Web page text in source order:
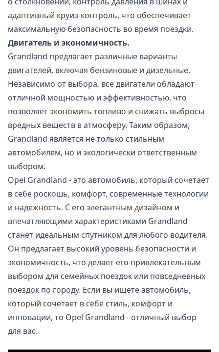
адаптивный круиз-контроль, что обеспечивает
максимальную безопасность во время поездки.
Двигатель и экономичность.
Grandland предлагает различные варианты
двигателей, включая бензиновые и дизельные.
Независимо от выбора, все двигатели обладают
отличной мощностью и эффективностью, что
позволяет экономить топливо и снижать выбросы
вредных веществ в атмосферу. Таким образом,
Grandland является не только стильным
автомобилем, но и экологически ответственным
выбором.
Opel Grandland - это автомобиль, который сочетает
в себе роскошь, комфорт, современные технологии
и надежность. С его элегантным дизайном и
впечатляющими характеристиками Grandland
станет идеальным спутником для любого водителя.
Он предлагает высокий уровень безопасности и
экономичность, что делает его привлекательным
выбором для семейных поездок или повседневных
поездок по городу. Если вы ищете автомобиль,
который сочетает в себе стиль, комфорт и
инновации, то Opel Grandland - отличный выбор
для вас.